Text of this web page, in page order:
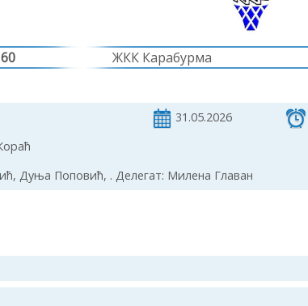
60 ЖКК Карабурма
31.05.2026
Дуња Поповић, . Делегат: Милена Главан